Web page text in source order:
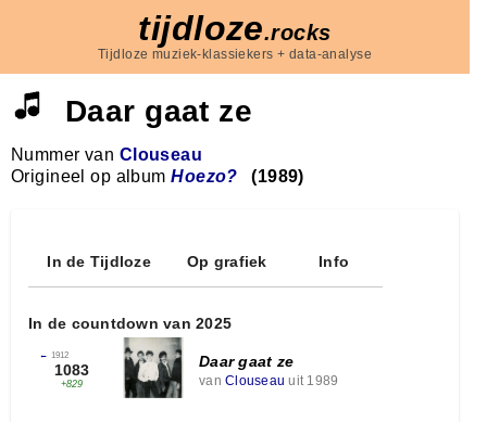
tijdloze.rocks
Tijdloze muziek-klassiekers + data-analyse
Daar gaat ze
Nummer van Clouseau
Origineel op albumHoezo? (1989)
In de Tijdloze Op grafiek Info
In de countdown van 2025
← 1912
1083
+829
Daar gaat ze
van Clouseau uit 1989